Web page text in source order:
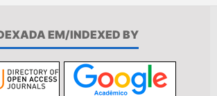
EM/INDEXED BY